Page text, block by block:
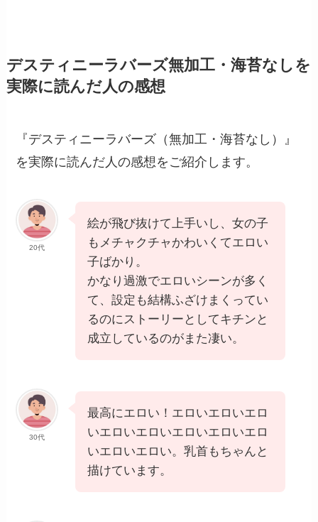
デスティニーラバーズ無加工・海苔なしを
実際に読んだ人の感想
『デスティニーラバーズ（無加工・海苔なし）』
を実際に読んだ人の感想をご紹介します。
20代
絵が飛び抜けて上手いし、女の子
もメチャクチャかわいくてエロい
子ばかり。
かなり過激でエロいシーンが多く
て、設定も結構ふざけまくってい
るのにストーリーとしてキチンと
成立しているのがまた凄い。
30代
最高にエロい！エロいエロいエロ
いエロいエロいエロいエロいエロ
いエロいエロい。乳首もちゃんと
描けています。